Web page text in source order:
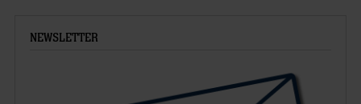
NEWSLETTER